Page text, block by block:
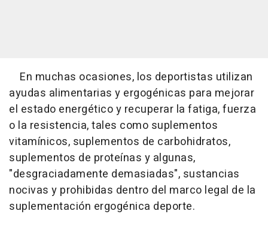
En muchas ocasiones, los deportistas utilizan
ayudas alimentarias y ergogénicas para mejorar
el estado energético y recuperar la fatiga, fuerza
o la resistencia, tales como suplementos
vitamínicos, suplementos de carbohidratos,
suplementos de proteínas y algunas,
"desgraciadamente demasiadas", sustancias
nocivas y prohibidas dentro del marco legal de la
suplementación ergogénica deporte.